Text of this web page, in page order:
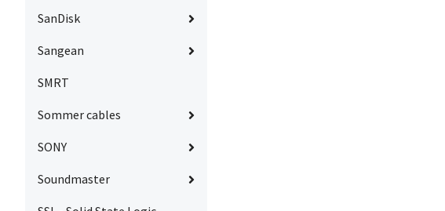
SanDisk
Sangean
SMRT
Sommer cables
SONY
Soundmaster